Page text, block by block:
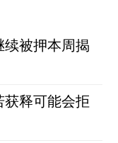
被押本周揭
释可能会拒